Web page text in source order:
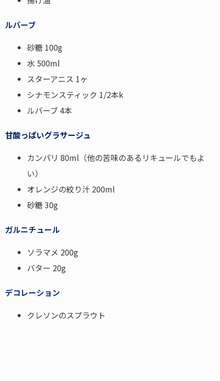
ルバーブ
砂糖 100g
水 500ml
スターアニス 1ヶ
シナモンスティック 1/2本k
ルバーブ 4本
甘酸っぱいグラサージュ
カンパリ 80ml（他の苦味のあるリキュールでもよ
い）
オレンジの絞り汁 200ml
砂糖 30g
ガルニチュール
ソラマメ 200g
バター 20g
デコレーション
クレソンのスプラウト